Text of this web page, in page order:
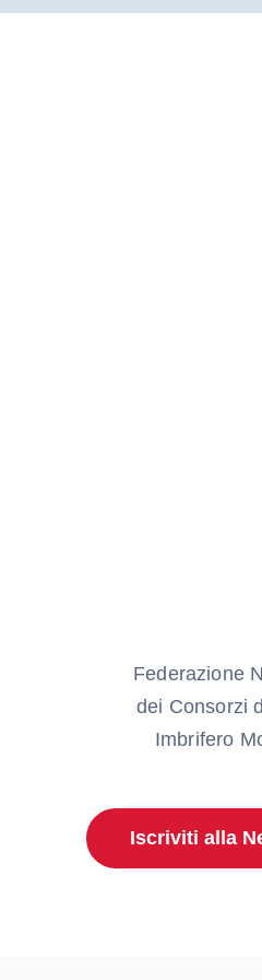
Federazione
dei Consorzi
Imbrifero
Iscriviti alla